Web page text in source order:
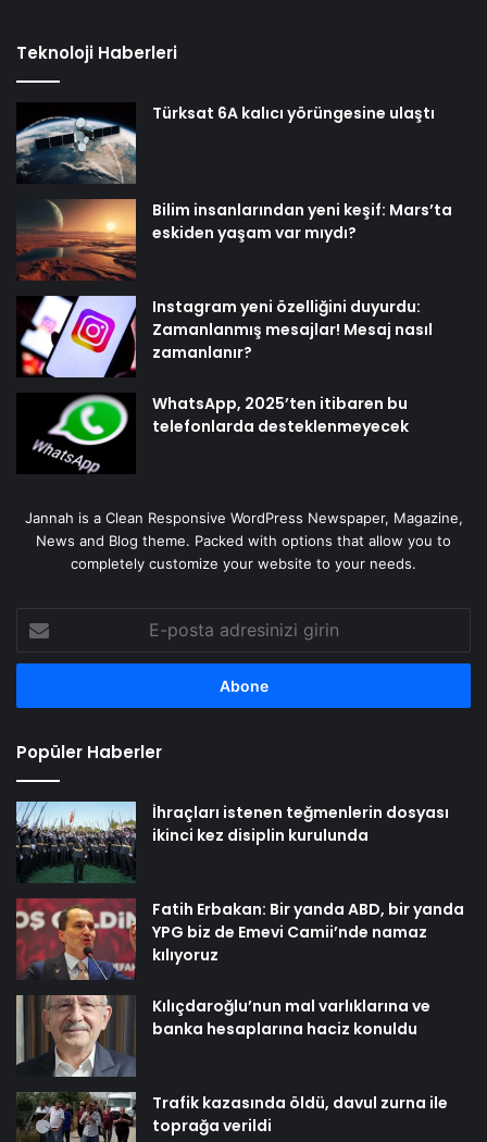
Teknoloji Haberleri
Türksat 6A kalıcı yörüngesine ulaştı
Bilim insanlarından yeni keşif: Mars’ta
eskiden yaşam var mıydı?
Instagram yeni özelliğini duyurdu:
Zamanlanmış mesajlar! Mesaj nasıl
zamanlanır?
WhatsApp, 2025’ten itibaren bu
telefonlarda desteklenmeyecek
Jannah is a Clean Responsive WordPress Newspaper, Magazine,
News and Blog theme. Packed with options that allow you to
completely customize your website to your needs.
posta
adresinizi
Popüler Haberler
İhraçları istenen teğmenlerin dosyası
ikinci kez disiplin kurulunda
Fatih Erbakan: Bir yanda ABD, bir yanda
YPG biz de Emevi Camii’nde namaz
kılıyoruz
Kılıçdaroğlu’nun mal varlıklarına ve
banka hesaplarına haciz konuldu
Trafik kazasında öldü, davul zurna ile
toprağa verildi